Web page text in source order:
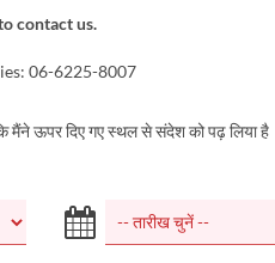
contact us.
06-6225-8007
मैंने ऊपर दिए गए स्थल से संदेश को पढ़ लिया है